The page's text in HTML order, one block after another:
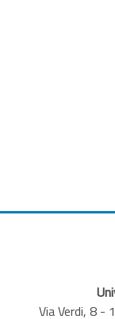
Via Verdi, 8 -